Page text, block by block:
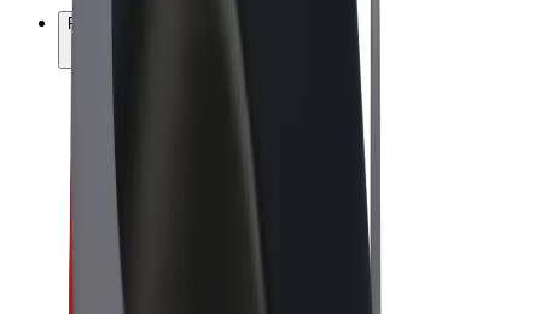
Productos
Patinetes
Bolt Market
Bolt Food
Bolt Drive
Bolt para empresas